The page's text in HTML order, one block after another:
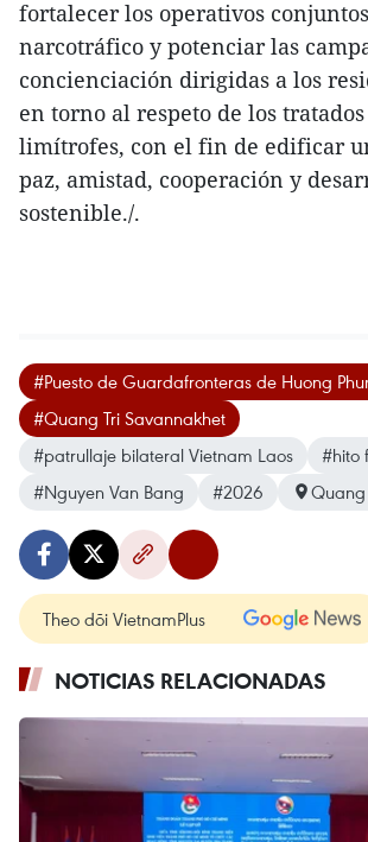
fortalecer los operativos
narcotráfico y potenciar las
concienciación dirigidas a los
en torno al respeto de los
limítrofes, con el fin de edificar
paz, amistad, cooperación y
sostenible./.
#Puesto de Guardafronteras de Huong
#Quang Tri Savannakhet
#patrullaje bilateral Vietnam Laos
#hito
#Nguyen Van Bang
#2026 Quang
Theo dõi VietnamPlus
NOTICIAS RELACIONADAS